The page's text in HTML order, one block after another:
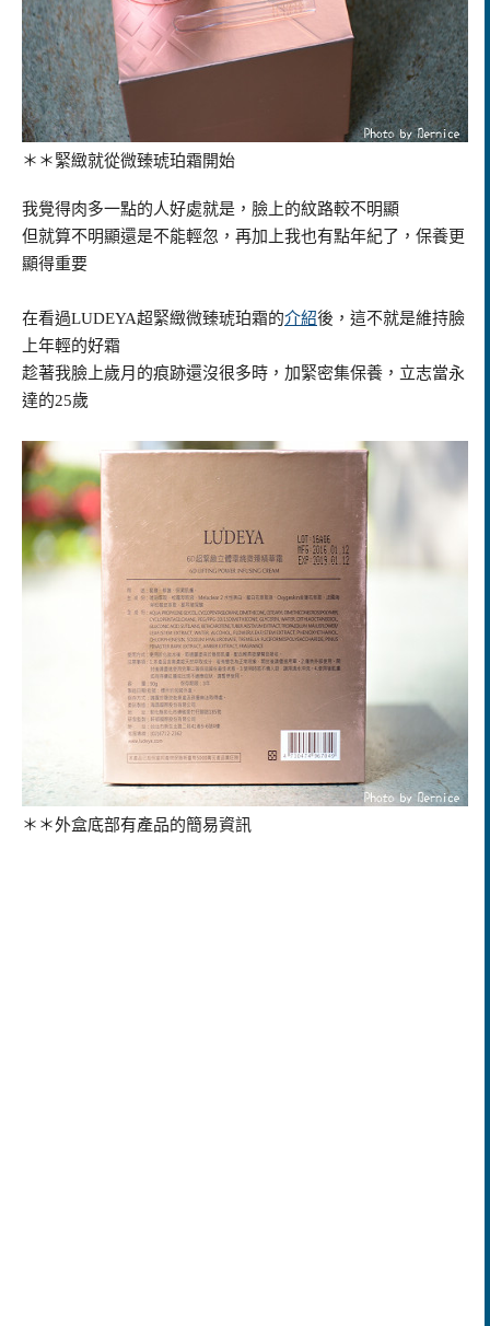
＊＊緊緻就從微臻琥珀霜開始
我覺得肉多一點的人好處就是，臉上的紋路較不明顯
但就算不明顯還是不能輕忽，再加上我也有點年紀了，保養更
顯得重要
在看過LUDEYA超緊緻微臻琥珀霜的介紹後，這不就是維持臉
上年輕的好霜
趁著我臉上歲月的痕跡還沒很多時，加緊密集保養，立志當永
達的25歲
＊＊外盒底部有產品的簡易資訊